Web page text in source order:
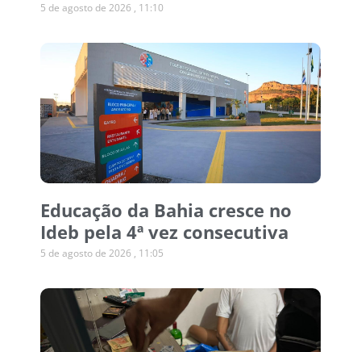
5 de agosto de 2026 11:10
Educação da Bahia cresce no
Ideb pela 4ª vez consecutiva
5 de agosto de 2026 11:05